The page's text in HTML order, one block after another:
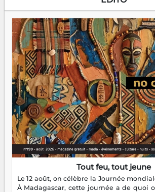
Tout feu, tout jeune
Le 12 août, on célèbre la Journée
À Madagascar, cette journée a de quoi